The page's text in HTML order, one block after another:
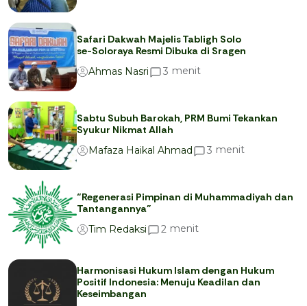
Safari Dakwah Majelis Tabligh Solo
se-Soloraya Resmi Dibuka di Sragen
Ahmas Nasri
3 menit
Sabtu Subuh Barokah, PRM Bumi Tekankan
Syukur Nikmat Allah
Mafaza Haikal Ahmad
3 menit
“Regenerasi Pimpinan di Muhammadiyah dan
Tantangannya”
Tim Redaksi
2 menit
Harmonisasi Hukum Islam dengan Hukum
Positif Indonesia: Menuju Keadilan dan
Keseimbangan